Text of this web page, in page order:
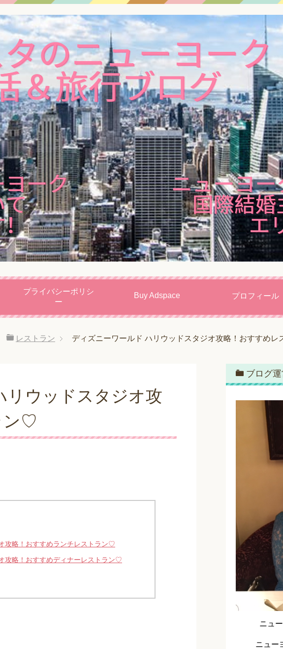
プライバシーポリシ
ー
Buy Adspace プロフィール
レストラン ディズニーワールド ハリウッドスタジオ攻略！おすすめ
リウッドスタジオ攻
ン♡
攻略！おすすめランチレストラン♡
攻略！おすすめディナーレストラン♡
ブログ
ニュ
ニュー